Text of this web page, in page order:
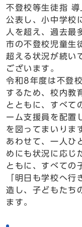
不登校等生徒指
公表し、小中学校
人を超え、過去最
市の不登校児童生
超える状況が続い
ございます。
令和8年度は不登
するため、校内教
とともに、すべて
ーム支援員を配置
を図ってまいりま
あわせて、一人ひ
めにも状況に応じ
ともに、すべての
「明日も学校へ行
造し、子どもたち
ます。